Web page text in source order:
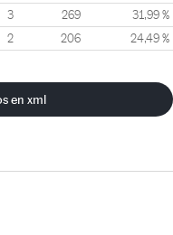
3 269 31,99 %
2 206 24,49 %
en xml